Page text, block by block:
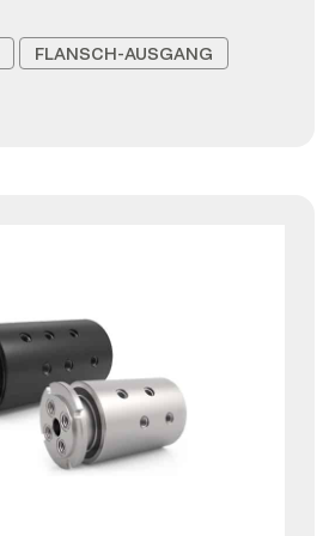
FLANSCH-AUSGANG